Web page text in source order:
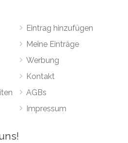
Eintrag hinzufügen
Meine Einträge
Werbung
Kontakt
AGBs
Impressum